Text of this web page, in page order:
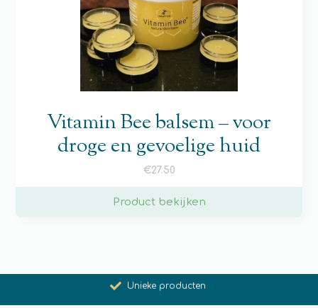
Vitamin Bee balsem – voor
droge en gevoelige huid
€27.50
Product bekijken